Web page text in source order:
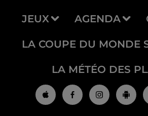
JEUX AGENDA
LA COUPE DU MONDE
LA MÉTÉO DES